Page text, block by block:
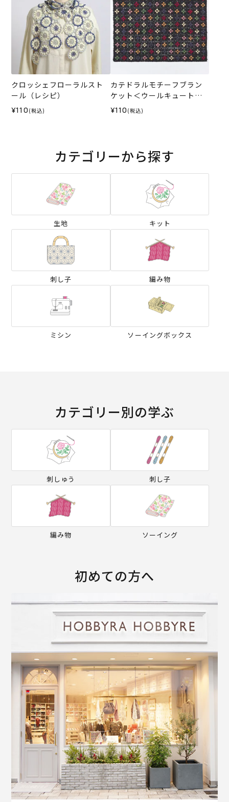
クロッシェフローラルスト
ール（レシピ）
¥110 (税込)
カテドラルモチーフブラン
ケット＜ウールキュート＞
（レシピ）
¥110 (税込)
カテゴリーから探す
生地 キット
刺し子 編み物
ミシン ソーイングボックス
カテゴリー別の学ぶ
刺しゅう 刺し子
編み物 ソーイング
初めての方へ